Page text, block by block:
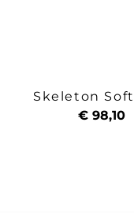
Skeleton
€ 98,10